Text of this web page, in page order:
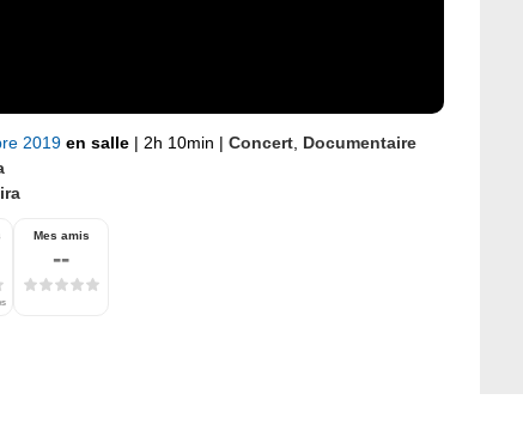
2019 en salle | 2h 10min | Concert Documentaire
Mes amis
--